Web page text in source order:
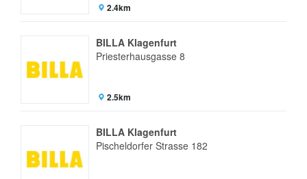
2.4km
BILLA Klagenfurt
Priesterhausgasse 8
2.5km
BILLA Klagenfurt
Pischeldorfer Strasse 182